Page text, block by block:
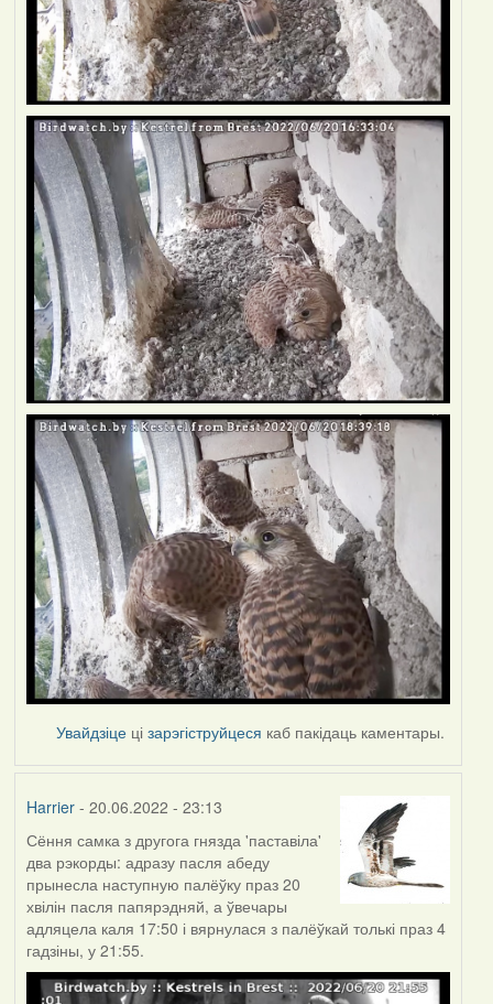
Увайдзіце цізарэгіструйцеся каб пакідаць каментары.
Harrier- 20.06.2022 - 23:13
Сёння самка з другога гнязда 'паставіла'
два рэкорды: адразу пасля абеду
прынесла наступную палёўку праз 20
хвілін пасля папярэдняй, а ўвечары
адляцела каля 17:50 і вярнулася з палёўкай толькі праз 4
гадзіны, у 21:55.